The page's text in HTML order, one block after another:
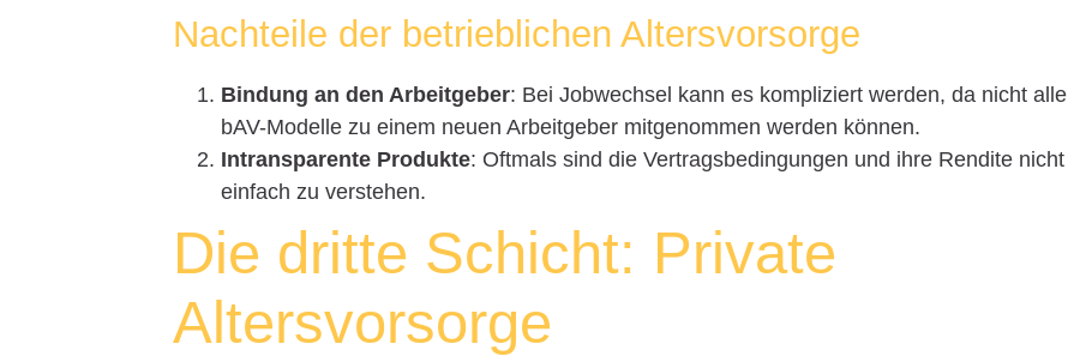
Nachteile der betrieblichen Altersvorsorge
Bindung an den Arbeitgeber: Bei Jobwechsel kann es kompliziert werden, da nicht alle
bAV-Modelle zu einem neuen Arbeitgeber mitgenommen werden können.
Intransparente Produkte: Oftmals sind die Vertragsbedingungen und ihre Rendite nicht
einfach zu verstehen.
Die dritte Schicht: Private
Altersvorsorge